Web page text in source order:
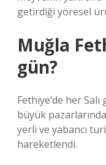
getirdiği yöresel
Muğla
gün?
Fethiye’de her
büyük
yerli ve yabancı
hareketlendi.